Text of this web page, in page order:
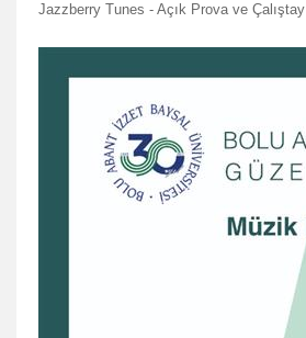
Jazzberry Tunes - Açık Prova ve Çalıştay